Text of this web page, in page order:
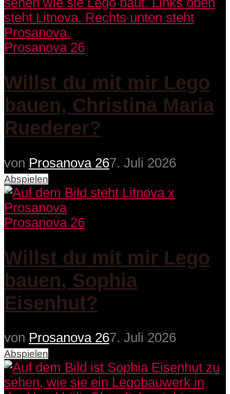
Prosanova 26
Willst du mit mir Lego
bauen, Christina Maria
Ruederer?
von Prosanova 267. Juli 2026
Abspielen
Prosanova 26
Willst du mit mir Lego
bauen, Sophia
Eisenhut?
von Prosanova 267. Juli 2026
Abspielen